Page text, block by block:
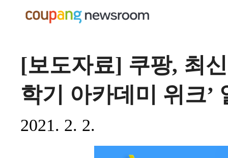
[보도자료] 쿠팡, 최
학기 아카데미 위크’
2021. 2. 2.